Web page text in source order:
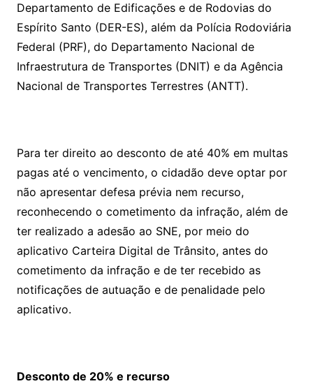
Departamento de Edificações e de Rodovias do
Espírito Santo (DER-ES), além da Polícia Rodoviária
Federal (PRF), do Departamento Nacional de
Infraestrutura de Transportes (DNIT) e da Agência
Nacional de Transportes Terrestres (ANTT).
Para ter direito ao desconto de até 40% em multas
pagas até o vencimento, o cidadão deve optar por
não apresentar defesa prévia nem recurso,
reconhecendo o cometimento da infração, além de
ter realizado a adesão ao SNE, por meio do
aplicativo Carteira Digital de Trânsito, antes do
cometimento da infração e de ter recebido as
notificações de autuação e de penalidade pelo
aplicativo.
Desconto de 20% e recurso